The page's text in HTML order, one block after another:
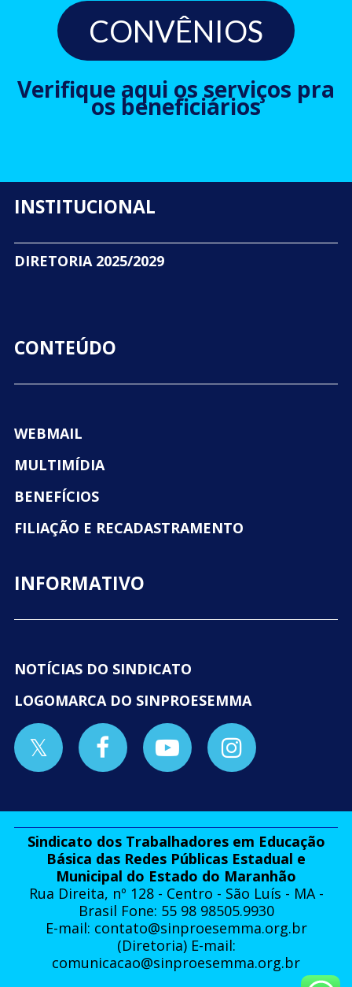
CONVÊNIOS
Verifique aqui os serviços pra
os beneficiários
INSTITUCIONAL
DIRETORIA 2025/2029
CONTEÚDO
WEBMAIL
MULTIMÍDIA
BENEFÍCIOS
FILIAÇÃO E RECADASTRAMENTO
INFORMATIVO
NOTÍCIAS DO SINDICATO
LOGOMARCA DO SINPROESEMMA
Sindicato dos Trabalhadores em Educação
Básica das Redes Públicas Estadual e
Municipal do Estado do Maranhão
Rua Direita, nº 128 - Centro - São Luís - MA -
Brasil Fone: 55 98 98505.9930
E-mail: contato@sinproesemma.org.br
(Diretoria) E-mail:
comunicacao@sinproesemma.org.br